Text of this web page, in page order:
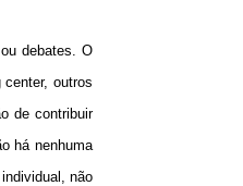
debates. O
outros
de contribuir
há nenhuma
não